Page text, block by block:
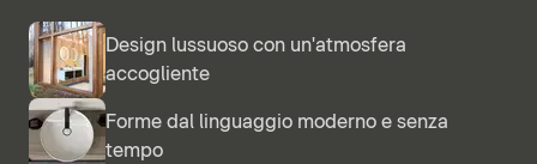
Design lussuoso con un'atmosfera
accogliente
Forme dal linguaggio moderno e senza
tempo